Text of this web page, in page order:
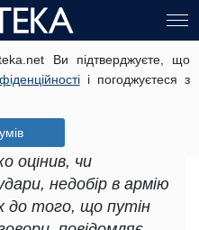
Ви підтверджуєте, що
і погоджуєтеся з
але поки це
– експерт
оцінив, чи
недобір в армію
до того, що путін